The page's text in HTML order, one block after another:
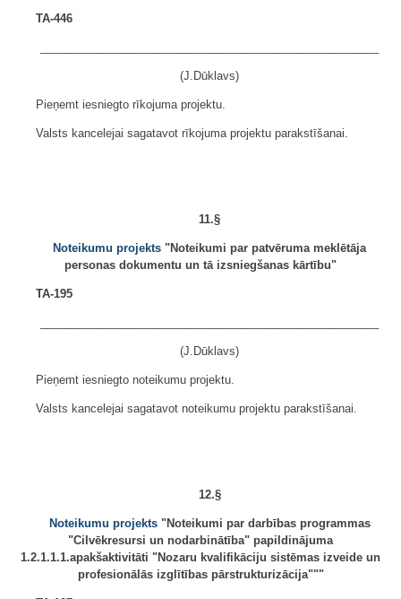
TA-446
(J.Dūklavs)
Pieņemt iesniegto rīkojuma projektu.
Valsts kancelejai sagatavot rīkojuma projektu parakstīšanai.
11.§
Noteikumu projekts "Noteikumi par patvēruma meklētāja
personas dokumentu un tā izsniegšanas kārtību"
TA-195
(J.Dūklavs)
Pieņemt iesniegto noteikumu projektu.
Valsts kancelejai sagatavot noteikumu projektu parakstīšanai.
12.§
Noteikumu projekts"Noteikumi par darbības programmas
"Cilvēkresursi un nodarbinātība" papildinājuma
1.2.1.1.1.apakšaktivitāti "Nozaru kvalifikāciju sistēmas izveide un
profesionālās izglītības pārstrukturizācija"""